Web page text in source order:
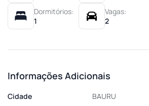
Dormitórios:
1
Vagas:
2
Informações Adicionais
Cidade
BAURU